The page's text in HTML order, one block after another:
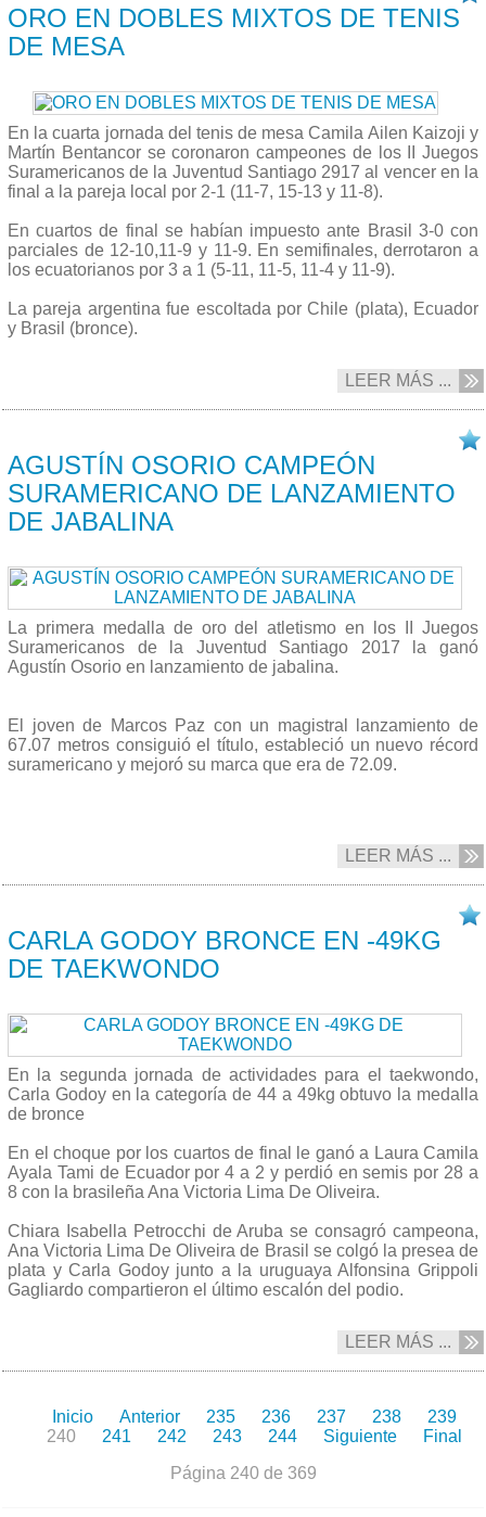
ORO EN DOBLES MIXTOS DE TENIS
DE MESA
En la cuarta jornada del tenis de mesa Camila Ailen Kaizoji y
Martín Bentancor se coronaron campeones de los II Juegos
Suramericanos de la Juventud Santiago 2917 al vencer en la
final a la pareja local por 2-1 (11-7, 15-13 y 11-8).
En cuartos de final se habían impuesto ante Brasil 3-0 con
parciales de 12-10,11-9 y 11-9. En semifinales, derrotaron a
los ecuatorianos por 3 a 1 (5-11, 11-5, 11-4 y 11-9).
La pareja argentina fue escoltada por Chile (plata), Ecuador
y Brasil (bronce).
LEER MÁS ...
AGUSTÍN OSORIO CAMPEÓN
SURAMERICANO DE LANZAMIENTO
DE JABALINA
La primera medalla de oro del atletismo en los II Juegos
Suramericanos de la Juventud Santiago 2017 la ganó
Agustín Osorio en lanzamiento de jabalina.
El joven de Marcos Paz con un magistral lanzamiento de
67.07 metros consiguió el título, estableció un nuevo récord
suramericano y mejoró su marca que era de 72.09.
LEER MÁS ...
CARLA GODOY BRONCE EN -49KG
DE TAEKWONDO
En la segunda jornada de actividades para el taekwondo,
Carla Godoy en la categoría de 44 a 49kg obtuvo la medalla
de bronce
En el choque por los cuartos de final le ganó a Laura Camila
Ayala Tami de Ecuador por 4 a 2 y perdió en semis por 28 a
8 con la brasileña Ana Victoria Lima De Oliveira.
Chiara Isabella Petrocchi de Aruba se consagró campeona,
Ana Victoria Lima De Oliveira de Brasil se colgó la presea de
plata y Carla Godoy junto a la uruguaya Alfonsina Grippoli
Gagliardo compartieron el último escalón del podio.
LEER MÁS ...
Inicio Anterior 235 236 237 238
239
240
241 242 243 244 Siguiente
Final
Página 240 de 369